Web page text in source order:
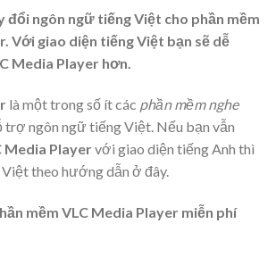
đổi ngôn ngữ tiếng Việt cho phần mềm
Với giao diện tiếng Việt bạn sẽ dễ
Media Player hơn.
là một trong số ít các phần mềm nghe
trợ ngôn ngữ tiếng Việt. Nếu bạn vẫn
Media Playervới giao diện tiếng Anh thì
theo hướng dẫn ở đây.
mềm VLC Media Player miễn phí